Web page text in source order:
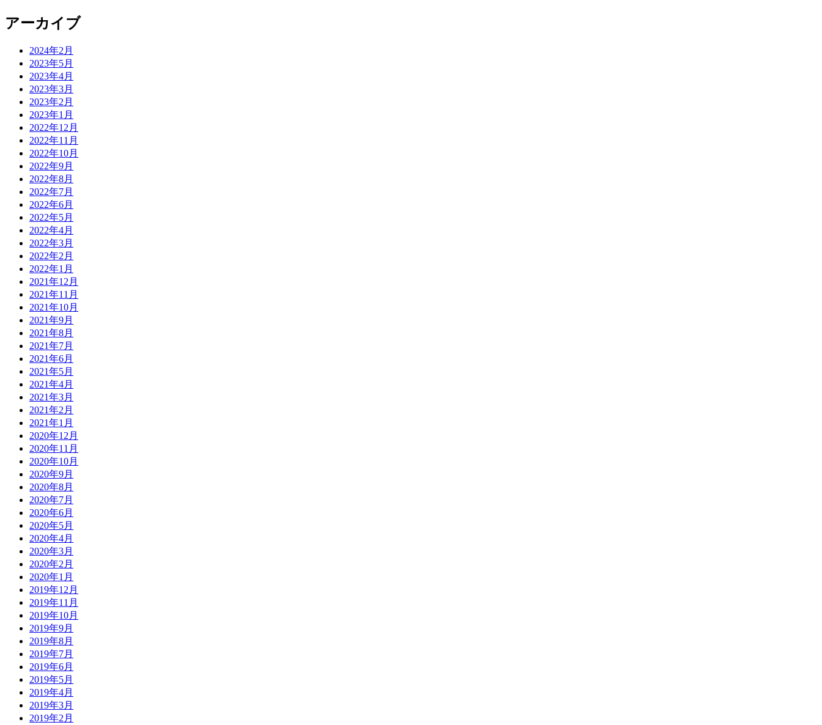
アーカイブ
2024年2月
2023年5月
2023年4月
2023年3月
2023年2月
2023年1月
2022年12月
2022年11月
2022年10月
2022年9月
2022年8月
2022年7月
2022年6月
2022年5月
2022年4月
2022年3月
2022年2月
2022年1月
2021年12月
2021年11月
2021年10月
2021年9月
2021年8月
2021年7月
2021年6月
2021年5月
2021年4月
2021年3月
2021年2月
2021年1月
2020年12月
2020年11月
2020年10月
2020年9月
2020年8月
2020年7月
2020年6月
2020年5月
2020年4月
2020年3月
2020年2月
2020年1月
2019年12月
2019年11月
2019年10月
2019年9月
2019年8月
2019年7月
2019年6月
2019年5月
2019年4月
2019年3月
2019年2月